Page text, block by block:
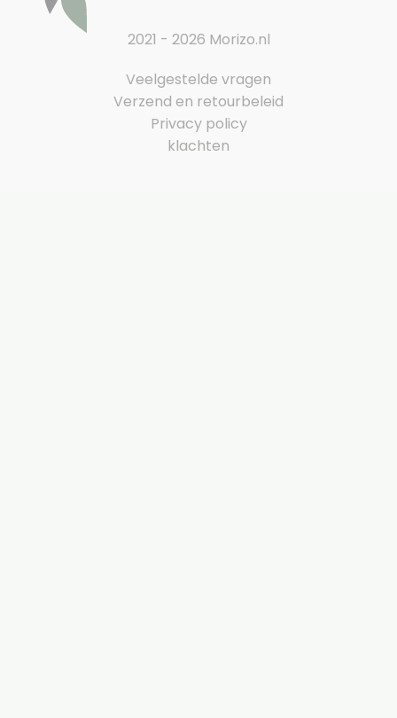
2021 - 2026 Morizo.nl
Veelgestelde vragen
Verzend en retourbeleid
Privacy policy
klachten